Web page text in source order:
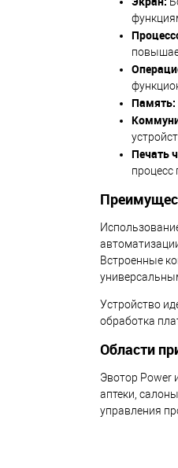
Память:
Печать
процесс
Встроенные
Устройство
обработка
Области
Эвотор Power
аптеки,
управления